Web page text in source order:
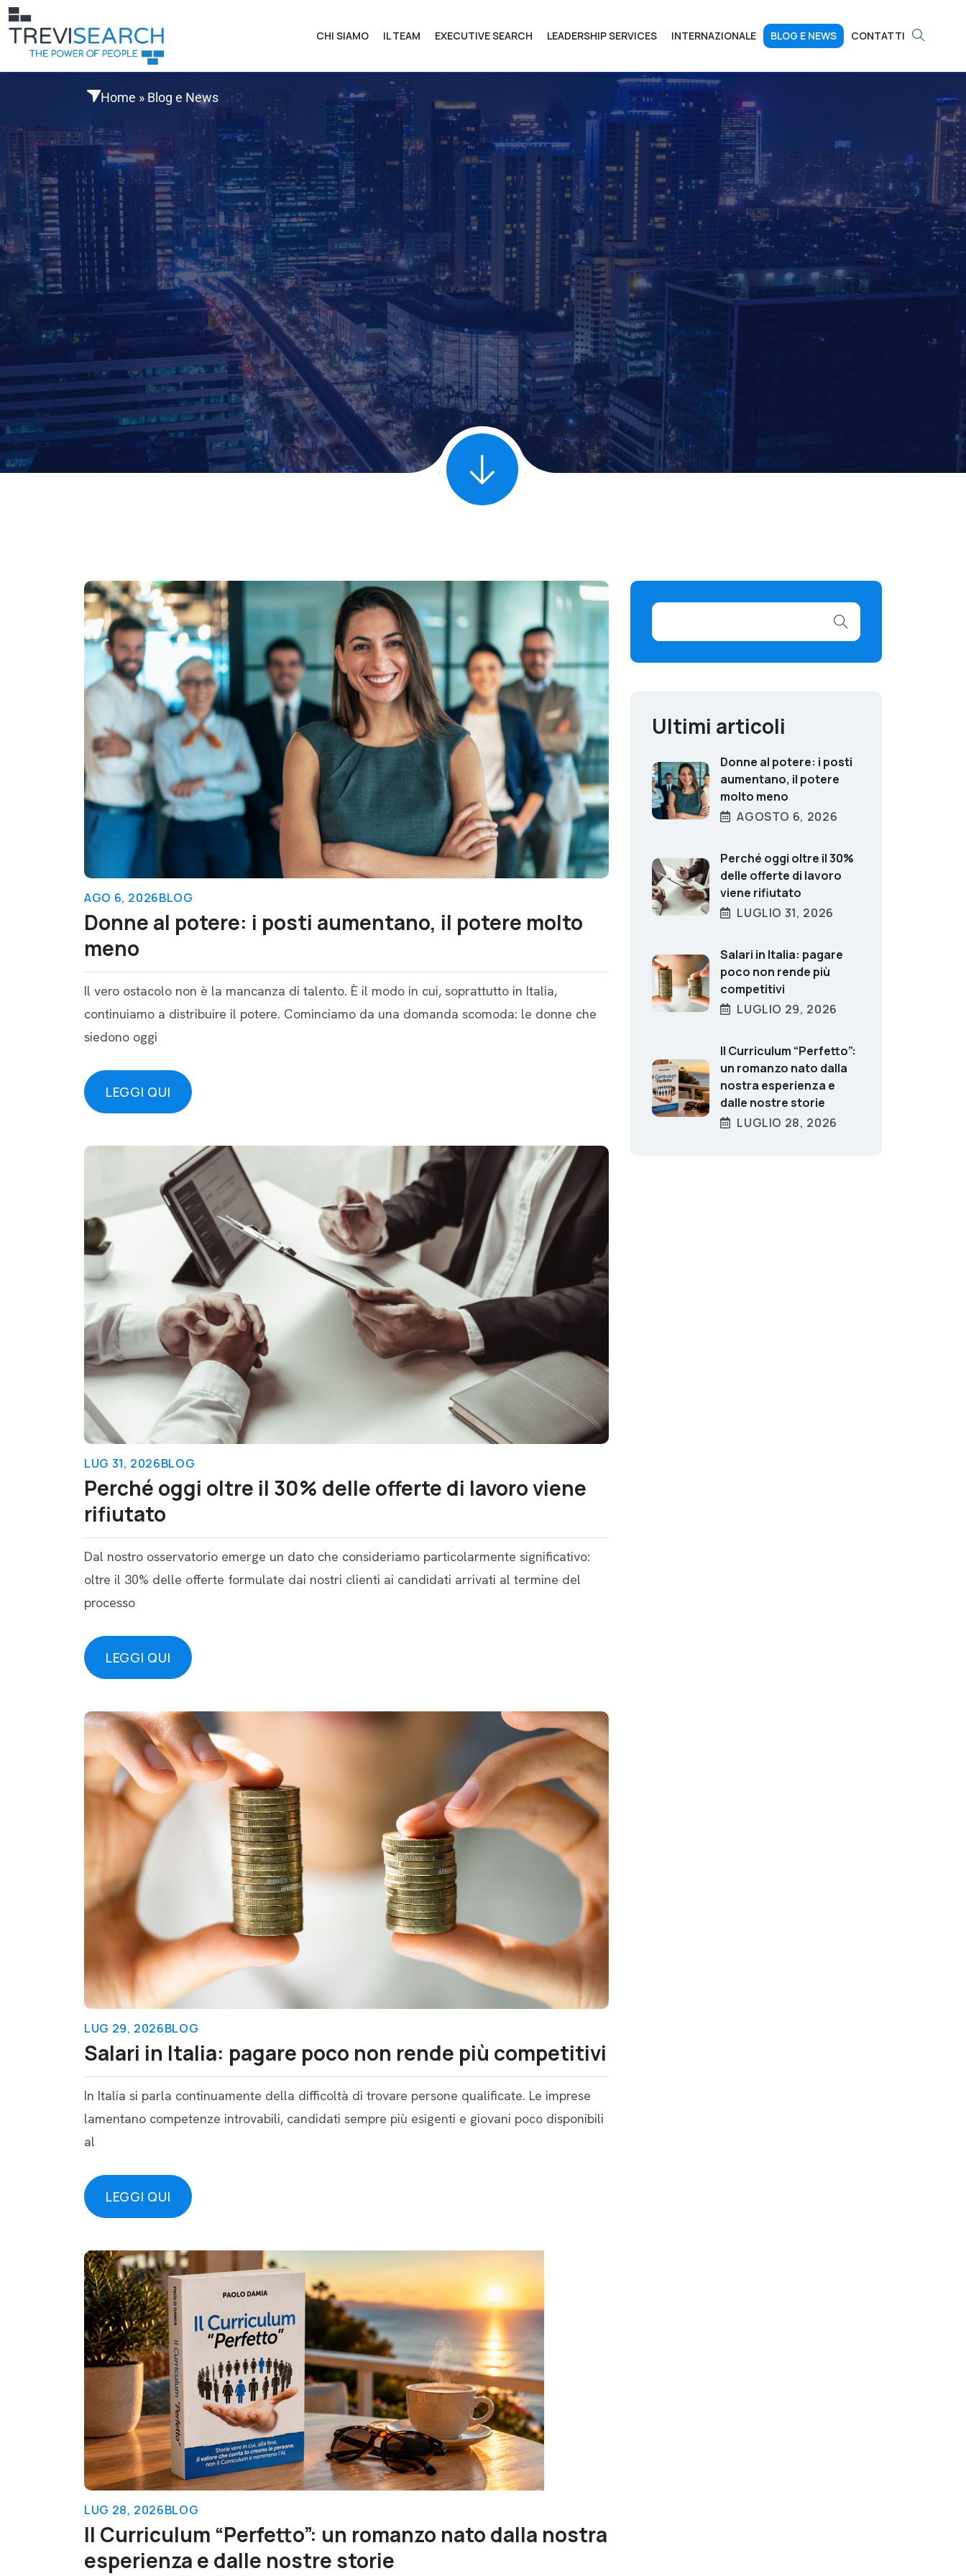
CHI SIAMO IL TEAM EXECUTIVE SEARCH LEADERSHIP SERVICES INTERNAZIONALE BLOG E NEWS CONTATTI
Home » Blog e News
AGO 6, 2026BLOG
Donne al potere: i posti aumentano, il potere molto
meno
Il vero ostacolo non è la mancanza di talento. È il modo in cui, soprattutto in Italia,
continuiamo a distribuire il potere. Cominciamo da una domanda scomoda: le donne che
siedono oggi
LEGGI QUI
LEGGI QUI
LUG 31, 2026BLOG
Perché oggi oltre il 30% delle offerte di lavoro viene
rifiutato
Dal nostro osservatorio emerge un dato che consideriamo particolarmente significativo:
oltre il 30% delle offerte formulate dai nostri clienti ai candidati arrivati al termine del
processo
LEGGI QUI
LEGGI QUI
LUG 29, 2026BLOG
Salari in Italia: pagare poco non rende più competitivi
In Italia si parla continuamente della difficoltà di trovare persone qualificate. Le imprese
lamentano competenze introvabili, candidati sempre più esigenti e giovani poco disponibili
al
LEGGI QUI
LEGGI QUI
LUG 28, 2026BLOG
Il Curriculum “Perfetto”: un romanzo nato dalla nostra
esperienza e dalle nostre storie
Ultimi articoli
Donne al potere: i posti
aumentano, il potere
molto meno
AGOSTO 6, 2026
Perché oggi oltre il 30%
delle offerte di lavoro
viene rifiutato
LUGLIO 31, 2026
Salari in Italia: pagare
poco non rende più
competitivi
LUGLIO 29, 2026
Il Curriculum “Perfetto”:
un romanzo nato dalla
nostra esperienza e
dalle nostre storie
LUGLIO 28, 2026